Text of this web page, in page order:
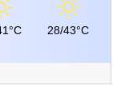
28/43°C